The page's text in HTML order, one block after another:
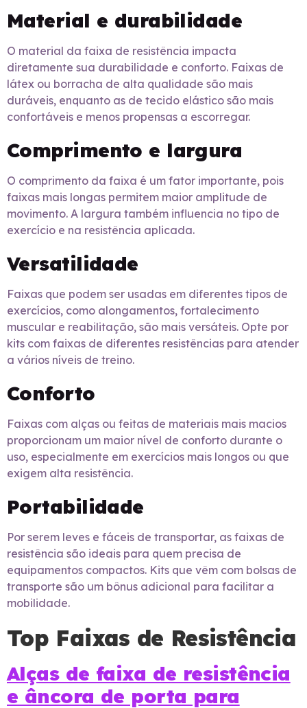
Material e durabilidade
O material da faixa de resistência impacta
diretamente sua durabilidade e conforto. Faixas de
látex ou borracha de alta qualidade são mais
duráveis, enquanto as de tecido elástico são mais
confortáveis e menos propensas a escorregar.
Comprimento e largura
O comprimento da faixa é um fator importante, pois
faixas mais longas permitem maior amplitude de
movimento. A largura também influencia no tipo de
exercício e na resistência aplicada.
Versatilidade
Faixas que podem ser usadas em diferentes tipos de
exercícios, como alongamentos, fortalecimento
muscular e reabilitação, são mais versáteis. Opte por
kits com faixas de diferentes resistências para atender
a vários níveis de treino.
Conforto
Faixas com alças ou feitas de materiais mais macios
proporcionam um maior nível de conforto durante o
uso, especialmente em exercícios mais longos ou que
exigem alta resistência.
Portabilidade
Por serem leves e fáceis de transportar, as faixas de
resistência são ideais para quem precisa de
equipamentos compactos. Kits que vêm com bolsas de
transporte são um bônus adicional para facilitar a
mobilidade.
Top Faixas de Resistência
Alças de faixa de resistência
e âncora de porta para